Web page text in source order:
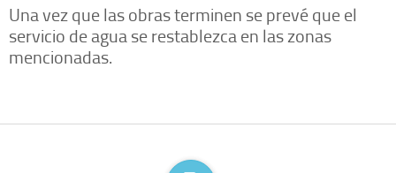
Una vez que las obras terminen se prevé que el
servicio de agua se restablezca en las zonas
mencionadas.